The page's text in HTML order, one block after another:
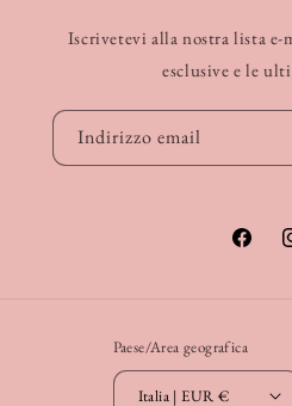
Iscrivetevi alla nostra lista e-
esclusive e le
Indirizzo email
Paese/Area geografica
Italia | EUR €